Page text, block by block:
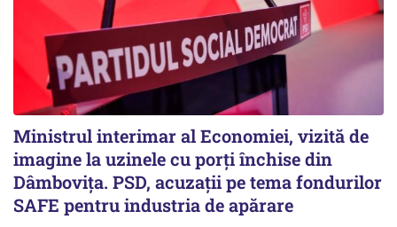
Ministrul interimar al Economiei, vizită de
imagine la uzinele cu porți închise din
Dâmbovița. PSD, acuzații pe tema fondurilor
SAFE pentru industria de apărare